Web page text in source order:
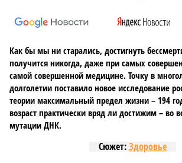
Как бы мы ни старались, достигнуть
получится никогда, даже при самых
самой совершенной медицине. Точку в
долголетии поставило новое исследование
теории максимальный предел жизни – 194
возраст практически вряд ли достижим – во
мутации ДНК.
Сюжет:Здоровье